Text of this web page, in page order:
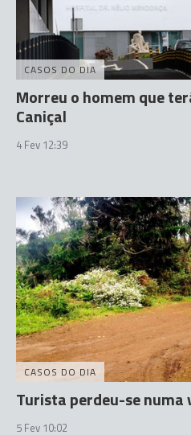
CASOS DO DIA
Morreu o homem que
Caniçal
4 Fev 12:39
CASOS DO DIA
Turista perdeu-se numa
5 Fev 10:02